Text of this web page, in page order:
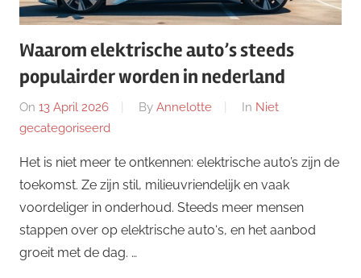
Waarom elektrische auto’s steeds
populairder worden in nederland
On 13 April 2026 By Annelotte In Niet
gecategoriseerd
Het is niet meer te ontkennen: elektrische auto’s zijn de
toekomst. Ze zijn stil, milieuvriendelijk en vaak
voordeliger in onderhoud. Steeds meer mensen
stappen over op elektrische auto‘s, en het aanbod
groeit met de dag. …